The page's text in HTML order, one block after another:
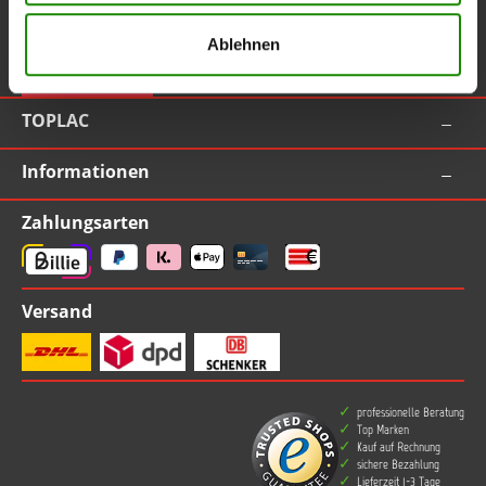
Ablehnen
Service-Hotline
Vertrag widerrufen
TOPLAC
Informationen
Zahlungsarten
Versand
professionelle Beratung
Top Marken
Kauf auf Rechnung
sichere Bezahlung
Lieferzeit 1-3 Tage